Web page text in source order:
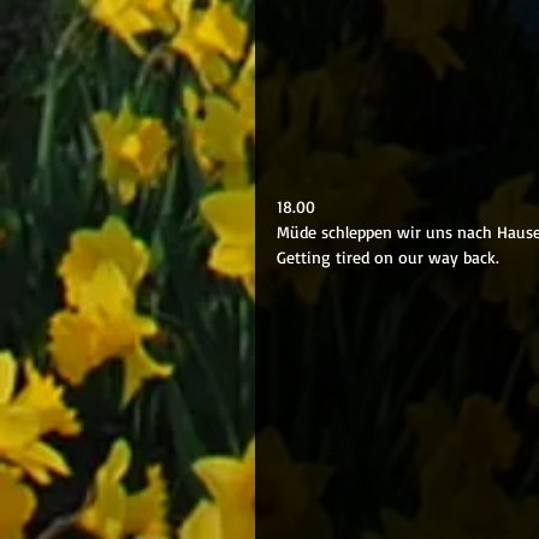
18.00
Müde schleppen wir uns nach
Getting tired on our way back.